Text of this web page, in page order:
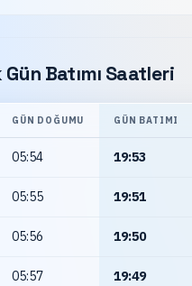
Batımı Saatleri
GÜN DOĞUMU GÜN BATIMI
05:54 19:53
05:55 19:51
05:56 19:50
05:57 19:49